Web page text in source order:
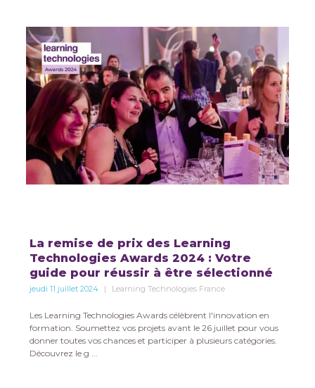
La remise de prix des Learning
Technologies Awards 2024 : Votre
guide pour réussir à être sélectionné
jeudi 11 juillet 2024 Learning Technologies France
Les Learning Technologies Awards célèbrent l'innovation en
formation. Soumettez vos projets avant le 26 juillet pour vous
donner toutes vos chances et participer à plusieurs catégories.
Découvrez le g ...